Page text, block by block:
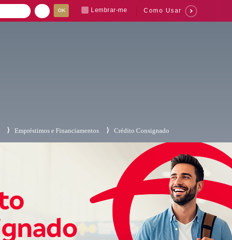
⟩ Empréstimos e Financiamentos ⟩ Crédito Consignado
Suas buscas
Lembrar-me Como Usar